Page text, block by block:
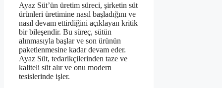
Ayaz Süt’ün üretim süreci, şirketin süt
ürünleri üretimine nasıl başladığını ve
nasıl devam ettirdiğini açıklayan kritik
bir bileşendir. Bu süreç, sütün
alınmasıyla başlar ve son ürünün
paketlenmesine kadar devam eder.
Ayaz Süt, tedarikçilerinden taze ve
kaliteli süt alır ve onu modern
tesislerinde işler.